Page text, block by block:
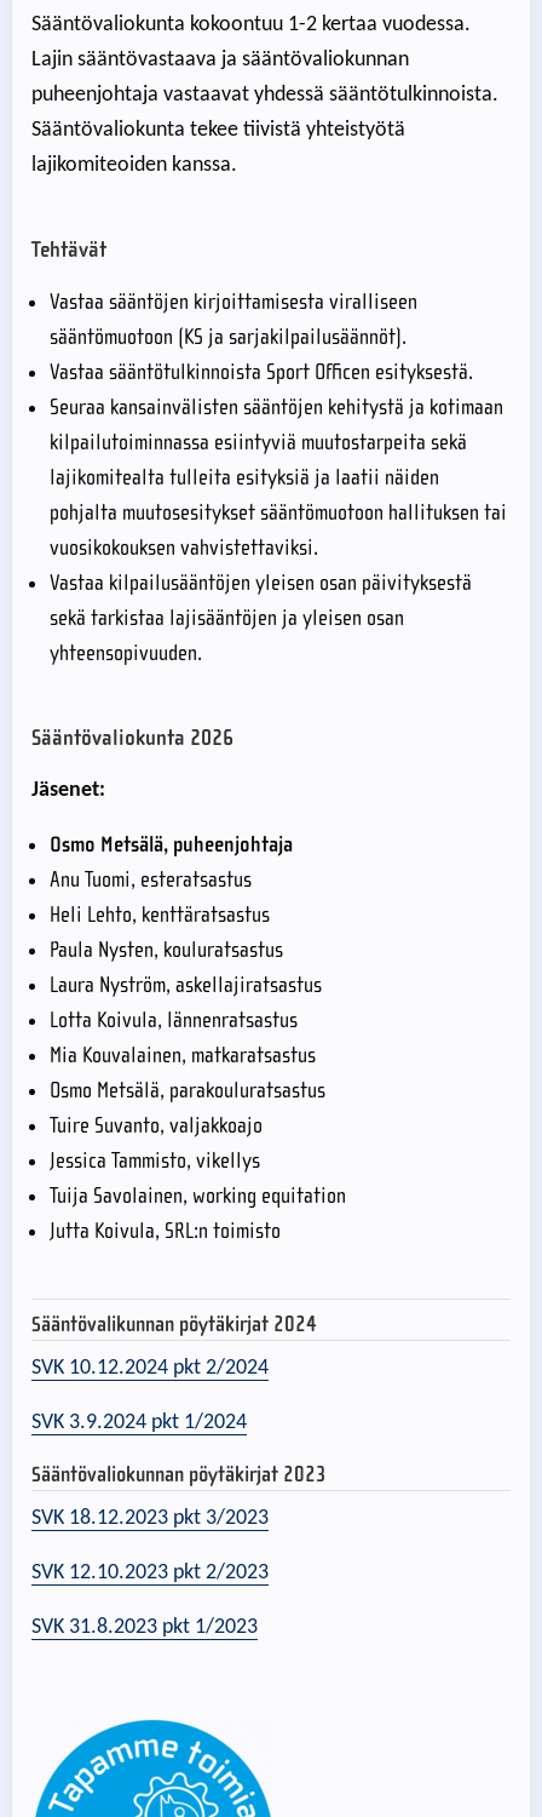
Sääntövaliokunta kokoontuu 1-2 kertaa vuodessa.
Lajin sääntövastaava ja sääntövaliokunnan
puheenjohtaja vastaavat yhdessä sääntötulkinnoista.
Sääntövaliokunta tekee tiivistä yhteistyötä
lajikomiteoiden kanssa.
Tehtävät
Vastaa sääntöjen kirjoittamisesta viralliseen
sääntömuotoon (KS ja sarjakilpailusäännöt).
Vastaa sääntötulkinnoista Sport Officen esityksestä.
Seuraa kansainvälisten sääntöjen kehitystä ja kotimaan
kilpailutoiminnassa esiintyviä muutostarpeita sekä
lajikomitealta tulleita esityksiä ja laatii näiden
pohjalta muutosesitykset sääntömuotoon hallituksen tai
vuosikokouksen vahvistettaviksi.
Vastaa kilpailusääntöjen yleisen osan päivityksestä
sekä tarkistaa lajisääntöjen ja yleisen osan
yhteensopivuuden.
Sääntövaliokunta 2026
Jäsenet:
Osmo Metsälä, puheenjohtaja
Anu Tuomi, esteratsastus
Heli Lehto, kenttäratsastus
Paula Nysten, kouluratsastus
Laura Nyström, askellajiratsastus
Lotta Koivula, lännenratsastus
Mia Kouvalainen, matkaratsastus
Osmo Metsälä, parakouluratsastus
Tuire Suvanto, valjakkoajo
Jessica Tammisto, vikellys
Tuija Savolainen, working equitation
Jutta Koivula, SRL:n toimisto
Sääntövalikunnan pöytäkirjat 2024
SVK 10.12.2024 pkt 2/2024
SVK 3.9.2024 pkt 1/2024
Sääntövaliokunnan pöytäkirjat 2023
SVK 18.12.2023 pkt 3/2023
SVK 12.10.2023 pkt 2/2023
SVK 31.8.2023 pkt 1/2023